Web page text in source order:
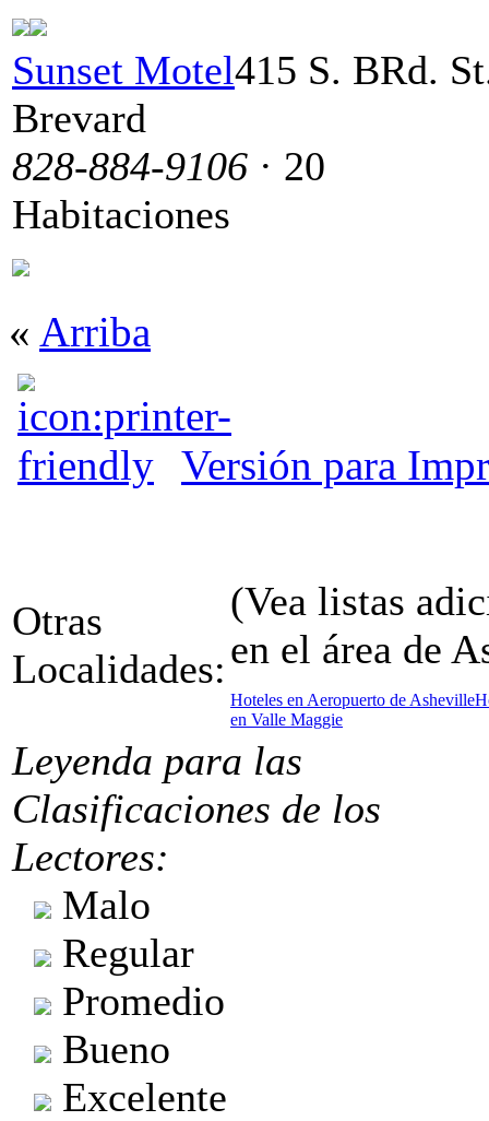
Sunset Motel415 S. BRd.
Brevard
828-884-9106 · 20
Habitaciones
« Arriba
Versión para
Otras
Localidades:
(Vea listas
en el área de
Hoteles en Aeropuerto de Asheville
en Valle Maggie
Leyenda para las
Clasificaciones de los
Lectores:
Malo
Regular
Promedio
Bueno
Excelente